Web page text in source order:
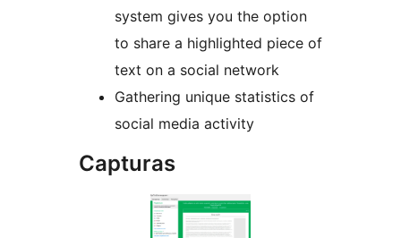
system gives you the option
to share a highlighted piece of
text on a social network
Gathering unique statistics of
social media activity
Capturas